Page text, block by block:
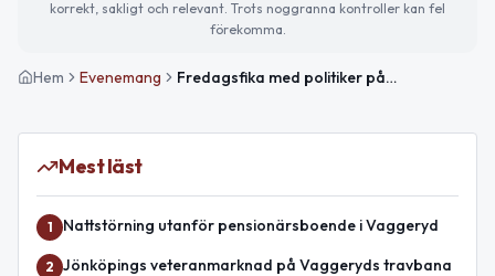
korrekt, sakligt och relevant. Trots noggranna kontroller kan fel
förekomma.
Hem Evenemang Fredagsfika med politiker på Träffpunkt Navet
Mest läst
1 Nattstörning utanför pensionärsboende i Vaggeryd
2 Jönköpings veteranmarknad på Vaggeryds travbana